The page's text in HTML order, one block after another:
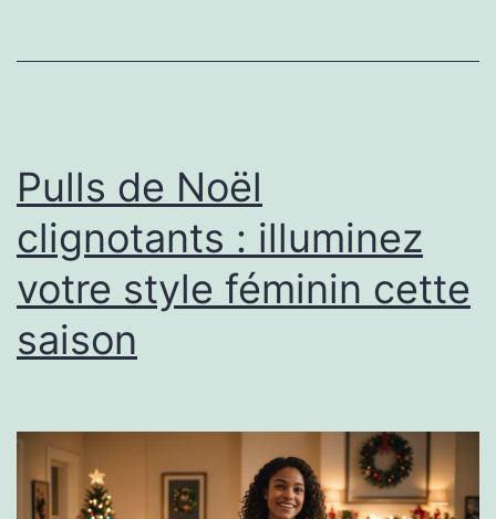
Pulls de Noël
clignotants : illuminez
votre style féminin cette
saison